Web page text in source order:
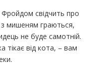
Фройдом свідчить про
мишеням граються,
не буде самотній.
тікає від кота, – вам